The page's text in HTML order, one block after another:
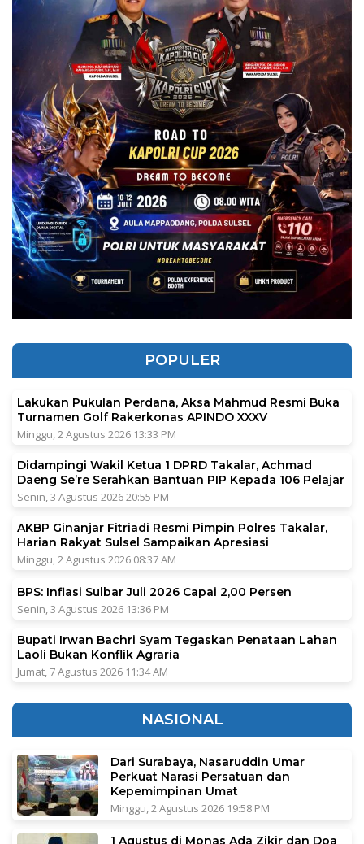
POPULER
Lakukan Pukulan Perdana, Aksa Mahmud Resmi Buka
Turnamen Golf Rakerkonas APINDO XXXV
Minggu, 2 Agustus 2026 13:33 PM
Didampingi Wakil Ketua 1 DPRD Takalar, Achmad
Daeng Se’re Serahkan Bantuan PIP Kepada 106 Pelajar
Senin, 3 Agustus 2026 20:55 PM
AKBP Ginanjar Fitriadi Resmi Pimpin Polres Takalar,
Harian Rakyat Sulsel Sampaikan Apresiasi
Minggu, 2 Agustus 2026 08:37 AM
BPS: Inflasi Sulbar Juli 2026 Capai 2,00 Persen
Senin, 3 Agustus 2026 13:36 PM
Bupati Irwan Bachri Syam Tegaskan Penataan Lahan
Laoli Bukan Konflik Agraria
Jumat, 7 Agustus 2026 11:34 AM
NASIONAL
Dari Surabaya, Nasaruddin Umar
Perkuat Narasi Persatuan dan
Kepemimpinan Umat
Minggu, 2 Agustus 2026 19:58 PM
1 Agustus di Monas Ada Zikir dan Doa